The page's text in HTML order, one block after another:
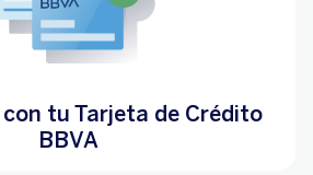
tu Tarjeta de Crédito
BBVA